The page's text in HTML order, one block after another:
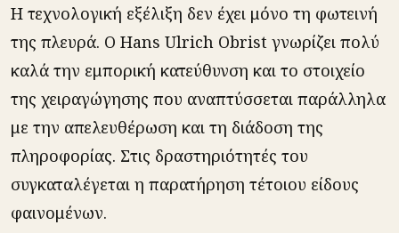
Η τεχνολογική εξέλιξη δεν έχει μόνο τη φωτεινή
της πλευρά. Ο Hans Ulrich Obrist γνωρίζει πολύ
καλά την εμπορική κατεύθυνση και το στοιχείο
της χειραγώγησης που αναπτύσσεται παράλληλα
με την απελευθέρωση και τη διάδοση της
πληροφορίας. Στις δραστηριότητές του
συγκαταλέγεται η παρατήρηση τέτοιου είδους
φαινομένων.